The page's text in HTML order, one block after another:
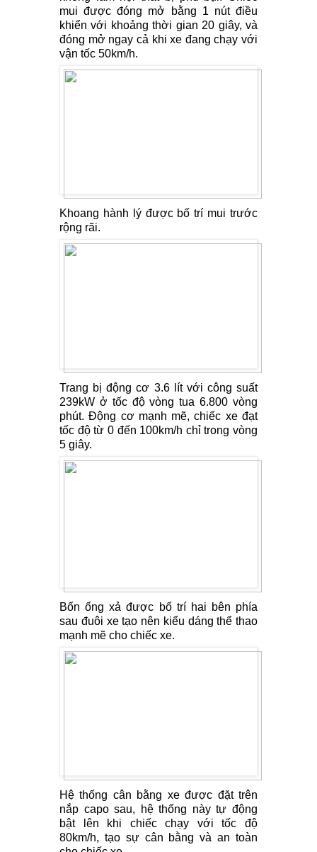
mui được đóng mở bằng 1 nút điều
khiển với khoảng thời gian 20 giây, và
đóng mở ngay cả khi xe đang chạy với
vận tốc 50km/h.
Khoang hành lý được bố trí mui trước
rộng rãi.
Trang bị động cơ 3.6 lít với công suất
239kW ở tốc độ vòng tua 6.800 vòng
phút. Động cơ mạnh mẽ, chiếc xe đạt
tốc độ từ 0 đến 100km/h chỉ trong vòng
5 giây.
Bốn ống xả được bố trí hai bên phía
sau đuôi xe tạo nên kiểu dáng thể thao
mạnh mẽ cho chiếc xe.
Hệ thống cân bằng xe được đặt trên
nắp capo sau, hệ thống này tự động
bật lên khi chiếc chạy với tốc độ
80km/h, tạo sự cân bằng và an toàn